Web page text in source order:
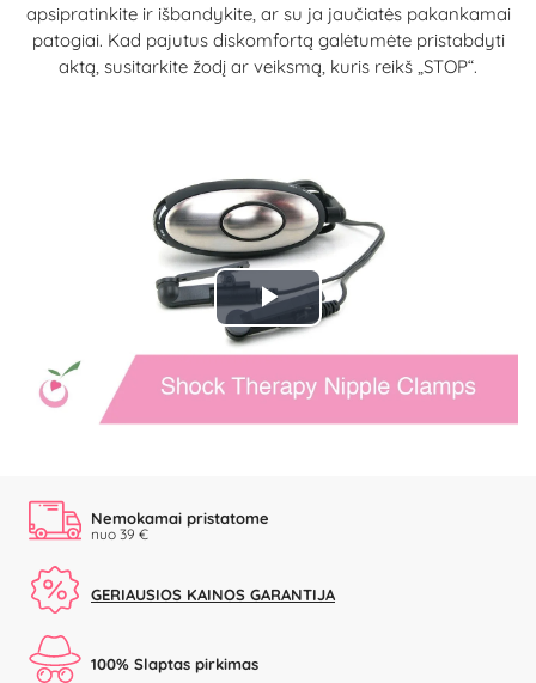
apsipratinkite ir išbandykite, ar su ja jaučiatės pakankamai
patogiai. Kad pajutus diskomfortą galėtumėte pristabdyti
aktą, susitarkite žodį ar veiksmą, kuris reikš „STOP“.
Play
Video
Nemokamai pristatome
nuo 39 €
GERIAUSIOS KAINOS GARANTIJA
100% Slaptas pirkimas